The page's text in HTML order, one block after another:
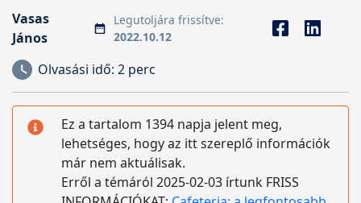
Vasas
János
Legutoljára frissítve:
2022.10.12
Olvasási idő: 2 perc
Ez a tartalom 1394 napja jelent meg,
lehetséges, hogy az itt szereplő információk
már nem aktuálisak.
Erről a témáról 2025-02-03 írtunk FRISS